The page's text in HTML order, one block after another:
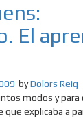
El
byDolors Reig
modos y
que explicaba a